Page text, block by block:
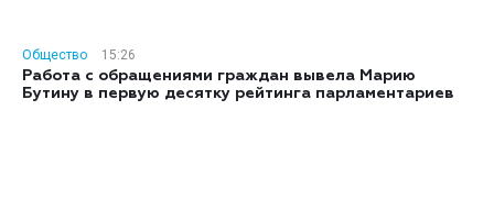
Общество
15:26
Работа с обращениями граждан вывела Марию
Бутину в первую десятку рейтинга парламентариев